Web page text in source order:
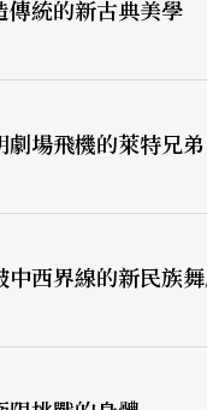
但表演空間擴展許
作中抽離來看，編舞
彙重組後的動作對比
分即興的舞段裡，
體延展度的呈現。儘
芬仍然能夠掌握舞者
傳統的新古典美學
劇場飛機的萊特兄弟
中西界線的新民族